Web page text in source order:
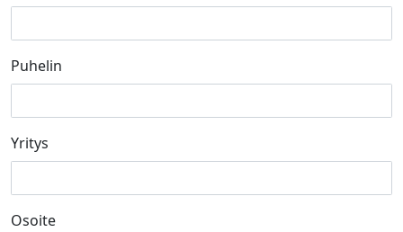
Puhelin
Yritys
Osoite